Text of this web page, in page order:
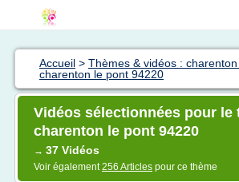
Accueil > Thèmes & vidéos :
charenton le pont 94220
Vidéos sélectionnées pour le
charenton le pont 94220
→ 37 Vidéos
Voir également256 Articles pour ce thème